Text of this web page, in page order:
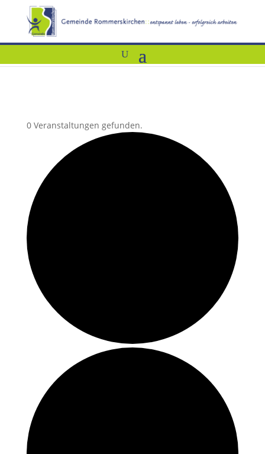
0 Veranstaltungen gefunden.